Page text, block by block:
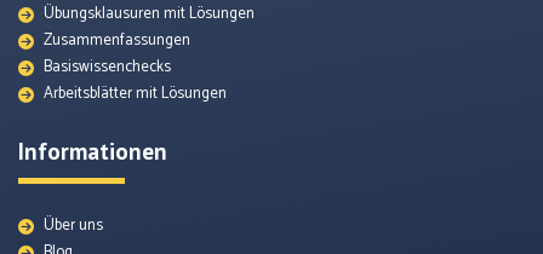
Übungsklausuren mit Lösungen
Zusammenfassungen
Basiswissenchecks
Arbeitsblätter mit Lösungen
Informationen
Über uns